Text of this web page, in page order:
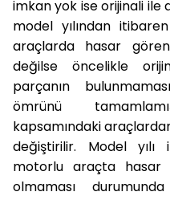
imkan yok ise orijinali ile
model yılından
araçlarda hasar
değilse öncelikle
parçanın
ömrünü
kapsamındaki
değiştirilir. Model yılı
motorlu araçta hasar
olmaması